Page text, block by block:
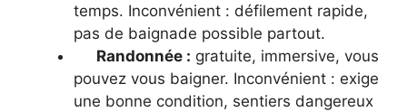
temps. Inconvénient : défilement rapide,
pas de baignade possible partout.
Randonnée : gratuite, immersive, vous
pouvez vous baigner. Inconvénient : exige
une bonne condition, sentiers dangereux